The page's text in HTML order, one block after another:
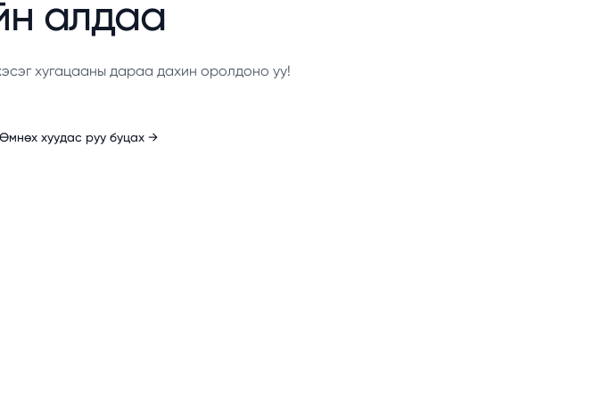
алдаа
хугацааны дараа дахин оролдоно уу!
Өмнөх хуудас руу буцах →